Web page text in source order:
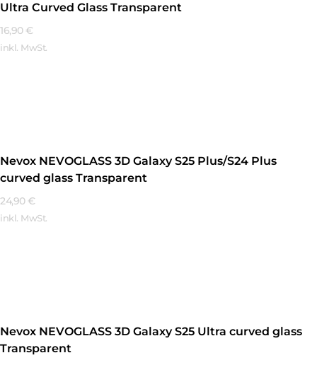
Ultra Curved Glass Transparent
16,90 €
inkl. MwSt.
Nevox NEVOGLASS 3D Galaxy S25 Plus/S24 Plus
curved glass Transparent
24,90 €
inkl. MwSt.
Nevox NEVOGLASS 3D Galaxy S25 Ultra curved glass
Transparent